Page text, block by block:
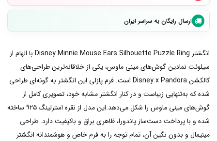
ارسال رایگان به سراسر ایران
انگشتر Disney Minnie Mouse Ears Silhouette Puzzle Ring با الهام از
سیلوئت نمادین گوش‌های مینی ماوس، یکی از خلاقانه‌ترین طراحی‌های
کالکشن Disney x Pandora است. فرم پازلی این انگشتر به گونه‌ای طراحی
شده که به‌تنهایی زیباست و در کنار انگشتر مشابه خود، تصویری کامل از
گوش‌های مینی ماوس را شکل می‌دهد.این مدل از نقره استرلینگ ۹۲۵ ساخته
شده و با پرداخت دست‌ساز پاندورا، ظاهری براق و باکیفیت دارد. طراحی
مینیمال و بدون نگین آن، تمام توجه را به فرم خاص و هوشمندانه انگشتر